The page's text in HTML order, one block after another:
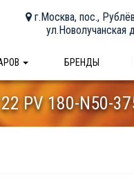
г.Москва, пос.,
ул.Новолучанская
БРЕНДЫ
PV 180-N50-